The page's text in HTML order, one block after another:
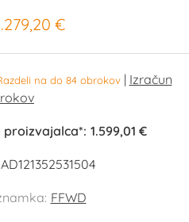
€
na do 84 obrokov
proizvajalca*: 1.599,01 €
AD121352531504
FFWD